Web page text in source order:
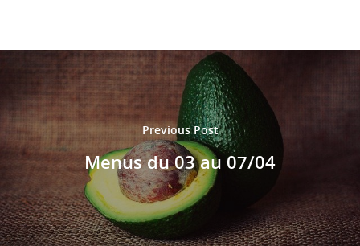
Previous Post
Menus du 03 au 07/04